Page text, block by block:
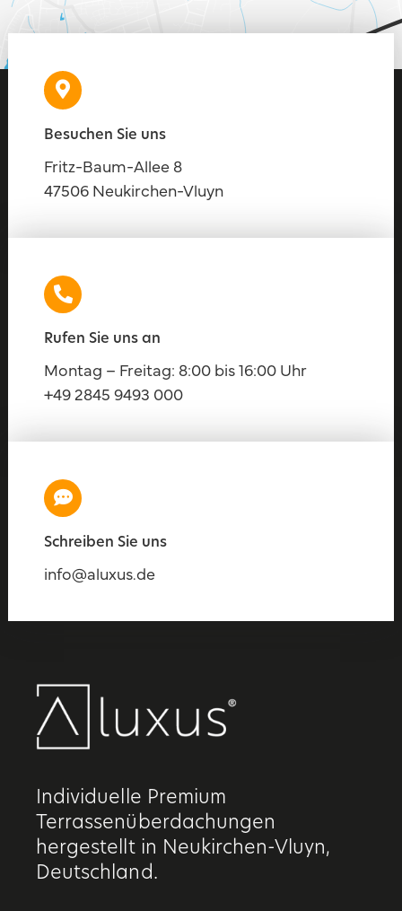
Besuchen Sie uns
Fritz-Baum-Allee 8
47506 Neukirchen-Vluyn
Rufen Sie uns an
Montag – Freitag: 8:00 bis 16:00 Uhr
+49 2845 9493 000
Schreiben Sie uns
info@aluxus.de
Individuelle Premium
Terrassenüberdachungen
hergestellt in Neukirchen-Vluyn,
Deutschland.